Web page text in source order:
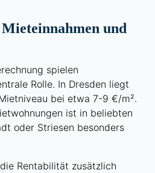
und
spielen
Rolle. In Dresden liegt
bei etwa 7-9 €/m².
ist in beliebten
oder Striesen besonders
Rentabilität zusätzlich